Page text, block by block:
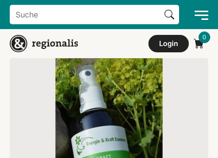
Search
for:
Search Button
Login